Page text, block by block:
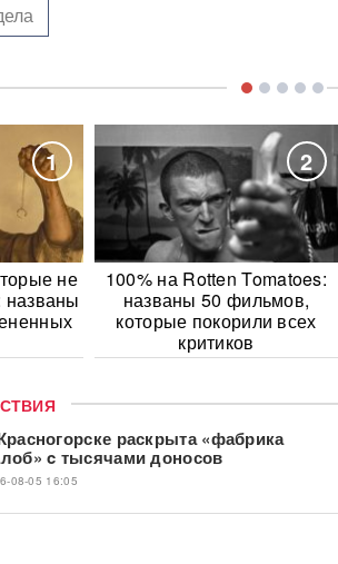
1
не
названы
2
100% на Rotten Tomatoes:
названы 50 фильмов,
которые покорили всех
критиков
раскрыта «фабрика
c тысячами доносов
08-05 16:05